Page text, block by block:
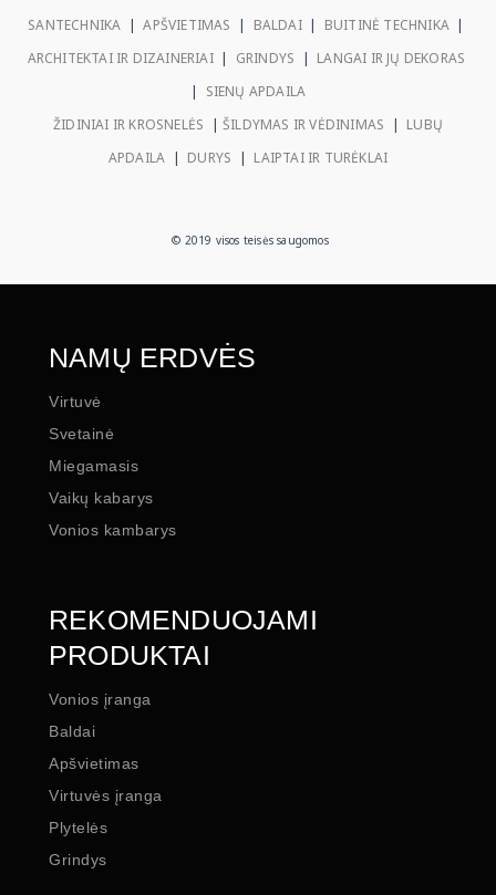
SANTECHNIKA |APŠVIETIMAS | BALDAI | BUITINĖ TECHNIKA |
ARCHITEKTAI IR DIZAINERIAI| GRINDYS | LANGAI IR JŲ DEKORAS
| SIENŲ APDAILA
ŽIDINIAI IR KROSNELĖS | ŠILDYMAS IR VĖDINIMAS | LUBŲ
APDAILA | DURYS | LAIPTAI IR TURĖKLAI
© 2019 visos teisės saugomos
NAMŲ ERDVĖS
Virtuvė
Svetainė
Miegamasis
Vaikų kabarys
Vonios kambarys
REKOMENDUOJAMI
PRODUKTAI
Vonios įranga
Baldai
Apšvietimas
Virtuvės įranga
Plytelės
Grindys